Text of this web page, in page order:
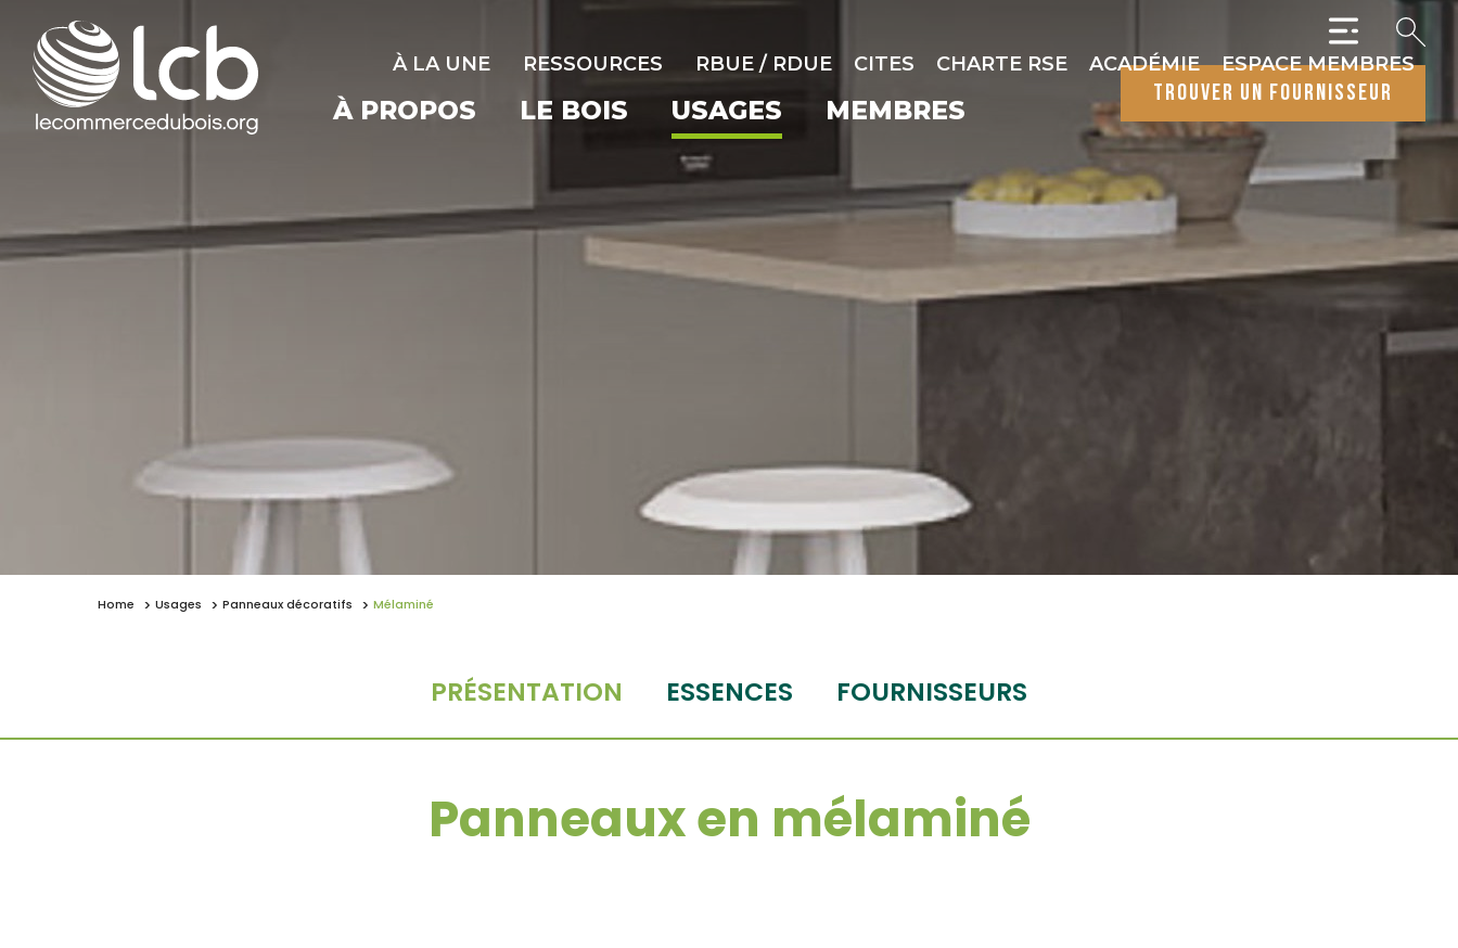
À LA UNE RESSOURCES RBUE / RDUE CITES CHARTE RSE ACADÉMIE ESPACE MEMBRES
À PROPOS LE BOIS USAGES MEMBRES
trouver un fournisseur
Home Usages Panneaux décoratifs Mélaminé
PRÉSENTATION ESSENCES FOURNISSEURS
Panneaux en mélaminé